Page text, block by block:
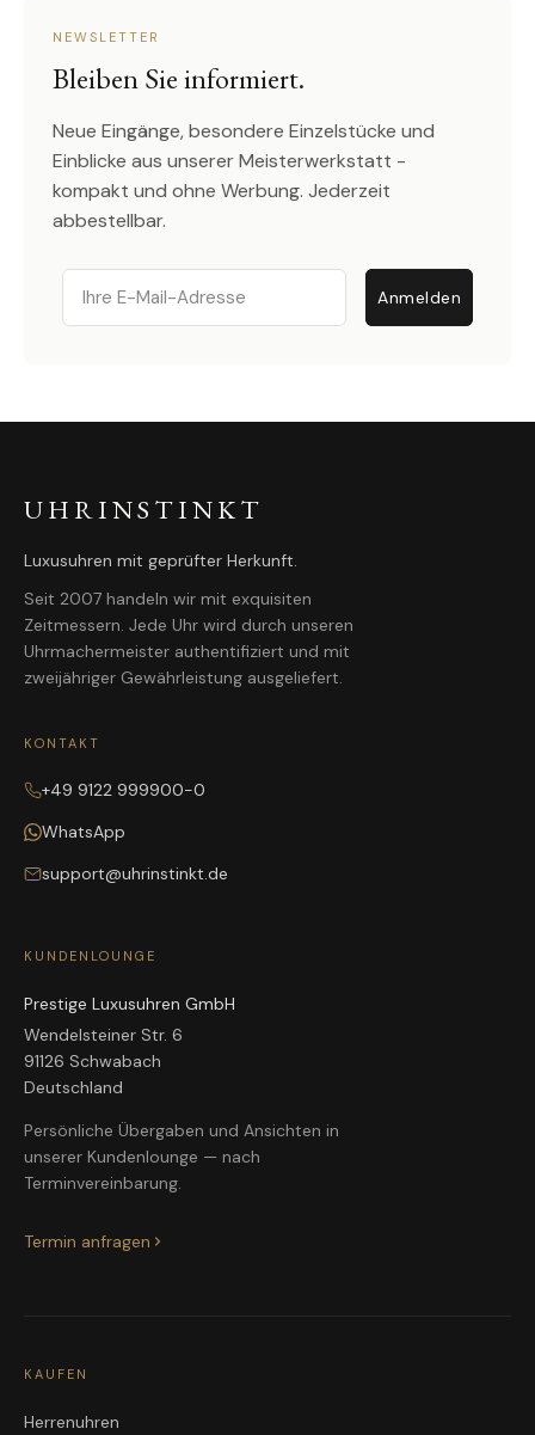
NEWSLETTER
Bleiben Sie informiert.
Neue Eingänge, besondere Einzelstücke und
Einblicke aus unserer Meisterwerkstatt -
kompakt und ohne Werbung. Jederzeit
abbestellbar.
Email
Anmelden
UHRINSTINKT
Luxusuhren mit geprüfter Herkunft.
Seit 2007 handeln wir mit exquisiten
Zeitmessern. Jede Uhr wird durch unseren
Uhrmachermeister authentifiziert und mit
zweijähriger Gewährleistung ausgeliefert.
KONTAKT
+49 9122 999900-0
WhatsApp
support@uhrinstinkt.de
KUNDENLOUNGE
Prestige Luxusuhren GmbH
Wendelsteiner Str. 6
91126 Schwabach
Deutschland
Persönliche Übergaben und Ansichten in
unserer Kundenlounge — nach
Terminvereinbarung.
Termin anfragen
KAUFEN
Herrenuhren